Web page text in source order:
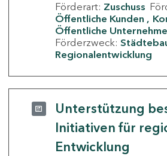
Förderart: Zuschuss
Öffentliche Kunden
Öffentliche
Förderzweck:
Regionalentwicklung
Unterstützung
Initiativen für
Entwicklung